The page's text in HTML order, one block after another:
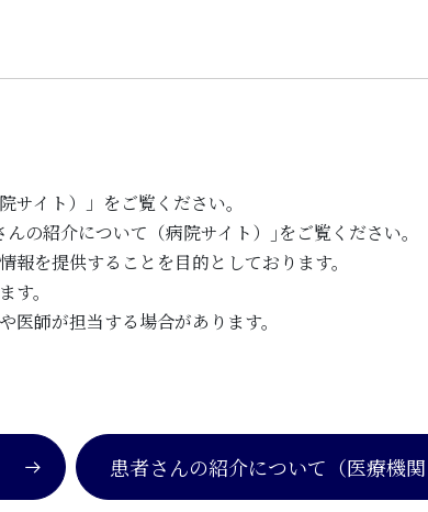
イト）」をご覧ください。
の紹介について（病院サイト）｣をご覧ください。
を提供することを目的としております。
。
師が担当する場合があります。
患者さんの紹介について （医療機